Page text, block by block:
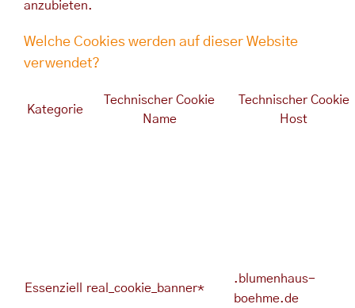
anzubieten.
Welche Cookies werden auf dieser Website
verwendet?
Kategorie
Technischer Cookie
Name
Technischer Cookie
Host
Essenziell real_cookie_banner*
.blumenhaus-
boehme.de